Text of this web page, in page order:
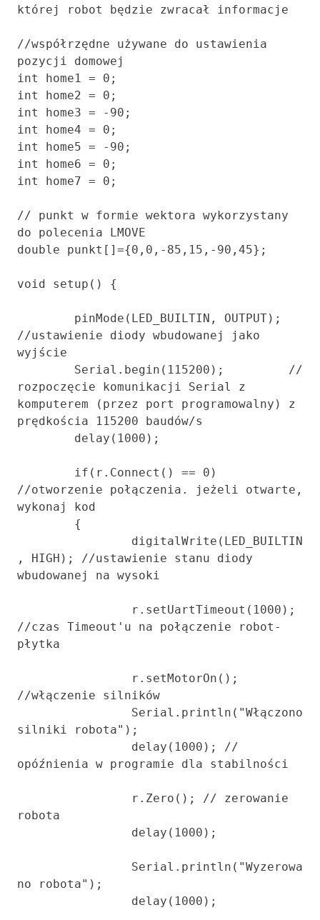
której robot będzie zwracał informacje
//współrzędne używane do ustawienia
pozycji domowej
int home1 = 0;
int home2 = 0;
int home3 = -90;
int home4 = 0;
int home5 = -90;
int home6 = 0;
int home7 = 0;
// punkt w formie wektora wykorzystany
do polecenia LMOVE
double punkt[]={0,0,-85,15,-90,45};
void setup() {
//ustawienie diody wbudowanej jako
wyjście
rozpoczęcie komunikacji Serial z
komputerem (przez port programowalny) z
prędkościa 115200 baudów/s
//otworzenie połączenia. jeżeli otwarte,
wykonaj kod
, HIGH); //ustawienie stanu diody
wbudowanej na wysoki
//czas Timeout'u na połączenie robot-
płytka
//włączenie silników
silniki robota");
opóźnienia w programie dla stabilności
robota
no robota");